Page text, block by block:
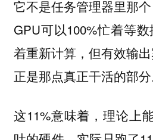
它不是任务管理器里那个
GPU可以100%忙着等
着重新计算，但有效输
正是那点真正干活的部分
这11%意味着，理论上